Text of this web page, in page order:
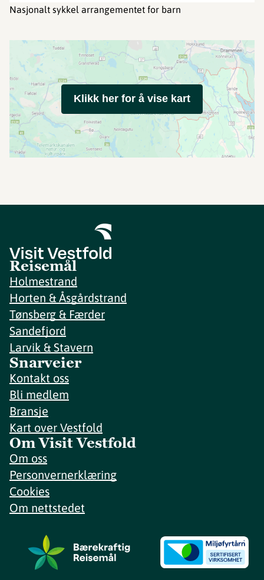
Nasjonalt sykkel arrangementet for barn
Klikk her for å vise kart
Reisemål
Holmestrand
Horten & Åsgårdstrand
Tønsberg & Færder
Sandefjord
Larvik & Stavern
Snarveier
Kontakt oss
Bli medlem
Bransje
Kart over Vestfold
Om Visit Vestfold
Om oss
Personvernerklæring
Cookies
Om nettstedet